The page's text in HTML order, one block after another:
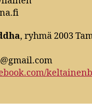
, ryhmä 2003